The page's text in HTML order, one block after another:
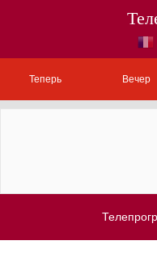
Теперь Вечер